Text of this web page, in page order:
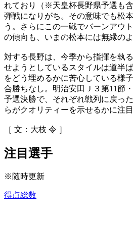
れており（※天皇杯長野県予選も
弾戦になりがち。その意味でも松
う。さらにこの一戦でバーンアウ
の傾向も、いまの松本には無縁のよ
対する長野は、今季から指揮を執
せようとしているスタイルは道半
をどう埋めるかに苦心している様
合勝ちなし。明治安田Ｊ３第11節
予選決勝で、それぞれ戦列に戻った
らがクオリティーを示せるかに注目
［ 文：大枝 令 ］
注目選手
※随時更新
得点総数